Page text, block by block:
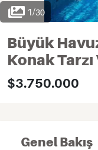
1/30
Büyük
Konak
$3.750.000
Genel Bakış